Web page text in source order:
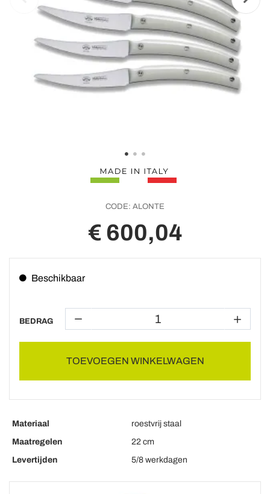
CODE: ALONTE
€ 600,04
Beschikbaar
BEDRAG
TOEVOEGEN WINKELWAGEN
Materiaal
roestvrij staal
Maatregelen
22 cm
Levertijden
5/8 werkdagen